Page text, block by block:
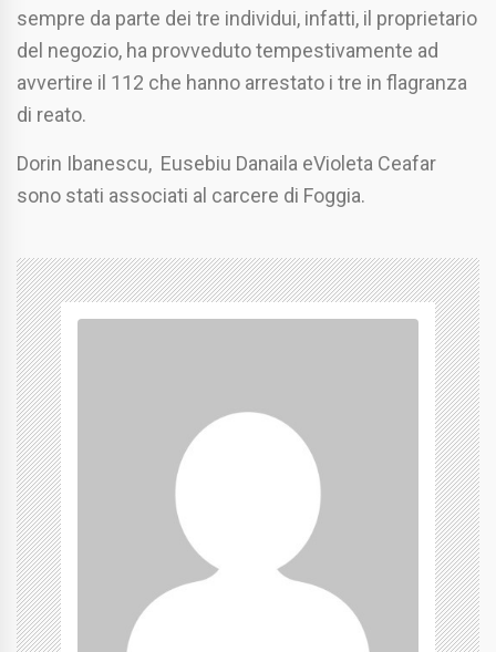
sempre da parte dei tre individui, infatti, il proprietario
del negozio, ha provveduto tempestivamente ad
avvertire il 112 che hanno arrestato i tre in flagranza
di reato.
Dorin Ibanescu, Eusebiu Danaila eVioleta Ceafar
sono stati associati al carcere di Foggia.